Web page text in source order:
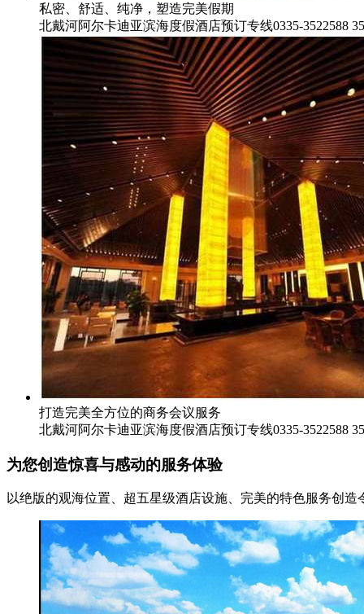
私密、舒适、纯净，塑造完美假期
北戴河阿尔卡迪亚滨海度假酒店预订专线0335-3522588
打造完美全方位的商务会议服务
北戴河阿尔卡迪亚滨海度假酒店预订专线0335-3522588
为您创造惊喜与感动的服务体验
以绝版的观海位置、超五星级酒店设施、完美的特色服务创